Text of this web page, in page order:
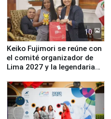
10
Keiko Fujimori se reúne con
el comité organizador de
Lima 2027 y la legendaria